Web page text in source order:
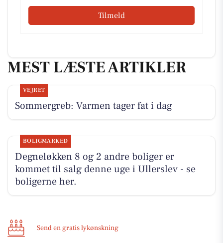
Tilmeld
MEST LÆSTE ARTIKLER
VEJRET
Sommergreb: Varmen tager fat i dag
BOLIGMARKED
Degneløkken 8 og 2 andre boliger er
kommet til salg denne uge i Ullerslev - se
boligerne her.
Send en gratis lykønskning